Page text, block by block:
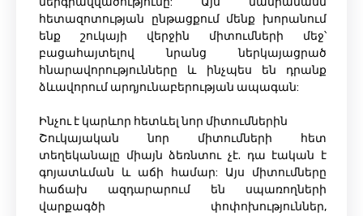
հետազոտության ընթացքում մենք խորանում
ենք շուկայի վերջին միտումների մեջ՝
բացահայտելով նրանց ներկայացրած
հնարավորությունները և ինչպես են դրանք
ձևավորում արդյունաբերության ապագան:
Ինչու է կարևոր հետևել նոր միտումներին
Շուկայական նոր միտումների հետ
տեղեկանալը միայն ձեռնտու չէ. դա էական է
գոյատևման և աճի համար: Այս միտումները
հաճախ ազդարարում են սպառողների
վարքագծի փոփոխություններ,